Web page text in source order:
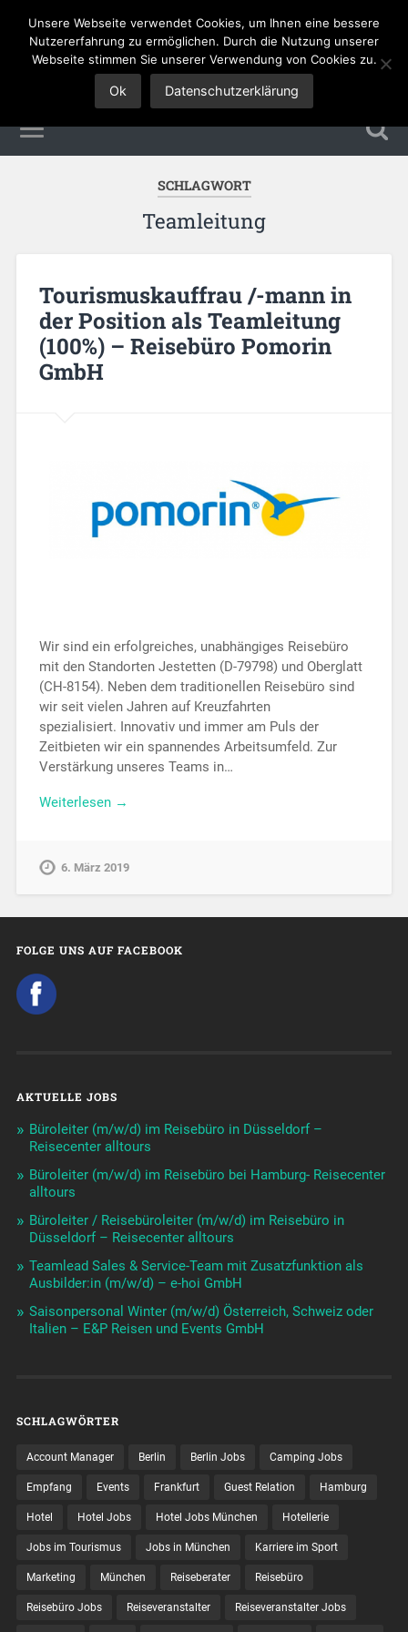
Tourismus Jobs
SCHLAGWORT
Teamleitung
Tourismuskauffrau /-mann in
der Position als Teamleitung
(100%) – Reisebüro Pomorin
GmbH
Wir sind ein erfolgreiches, unabhängiges Reisebüro
mit den Standorten Jestetten (D-79798) und Oberglatt
(CH-8154). Neben dem traditionellen Reisebüro sind
wir seit vielen Jahren auf Kreuzfahrten
spezialisiert. Innovativ und immer am Puls der
Zeitbieten wir ein spannendes Arbeitsumfeld. Zur
Verstärkung unseres Teams in…
Weiterlesen →
6. März 2019
FOLGE UNS AUF FACEBOOK
AKTUELLE JOBS
Büroleiter (m/w/d) im Reisebüro in Düsseldorf –
Reisecenter alltours
Büroleiter (m/w/d) im Reisebüro bei Hamburg- Reisecenter
alltours
Büroleiter / Reisebüroleiter (m/w/d) im Reisebüro in
Düsseldorf – Reisecenter alltours
Teamlead Sales & Service-Team mit Zusatzfunktion als
Ausbilder:in (m/w/d) – e-hoi GmbH
Saisonpersonal Winter (m/w/d) Österreich, Schweiz oder
Italien – E&P Reisen und Events GmbH
SCHLAGWÖRTER
Account Manager Berlin Berlin Jobs Camping Jobs
Empfang Events Frankfurt Guest Relation Hamburg
Hotel Hotel Jobs Hotel Jobs München Hotellerie
Jobs im Tourismus Jobs in München Karriere im Sport
Marketing München Reiseberater Reisebüro
Reisebüro Jobs Reiseveranstalter Reiseveranstalter Jobs
Unsere Webseite verwendet Cookies, um Ihnen eine bessere
Nutzererfahrung zu ermöglichen. Durch die Nutzung unserer
Webseite stimmen Sie unserer Verwendung von Cookies zu.
Ok Datenschutzerklärung